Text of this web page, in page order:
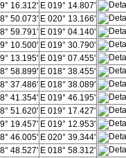
16.312' E 019° 14.807'
50.073' E 020° 13.166'
59.791' E 019° 04.140'
10.500' E 019° 30.790'
13.195' E 019° 07.455'
58.899' E 018° 38.455'
37.486' E 018° 38.089'
41.354' E 019° 46.195'
51.620' E 019° 17.427'
19.457' E 019° 12.953'
46.005' E 020° 39.344'
48.527' E 018° 58.312'